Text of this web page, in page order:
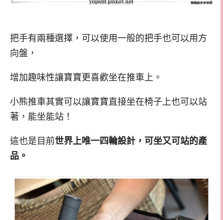
把手有兩種選擇，可以使用一般的把手也可以用方
向盤，
增加趣味性讓寶寶更喜歡坐在推車上。
小熊推車其實可以讓寶寶直接坐在椅子上也可以站
著，能坐能站！
這也是目前世界上唯一四輪設計，可坐又可站的產
品。